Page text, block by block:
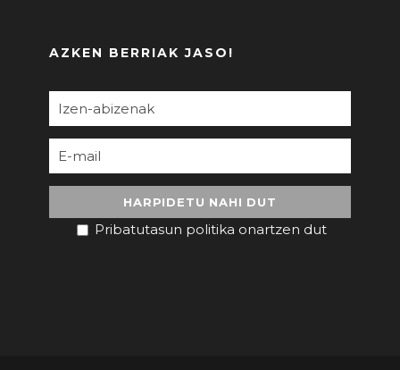
AZKEN BERRIAK JASO!
Pribatutasun politika onartzen dut